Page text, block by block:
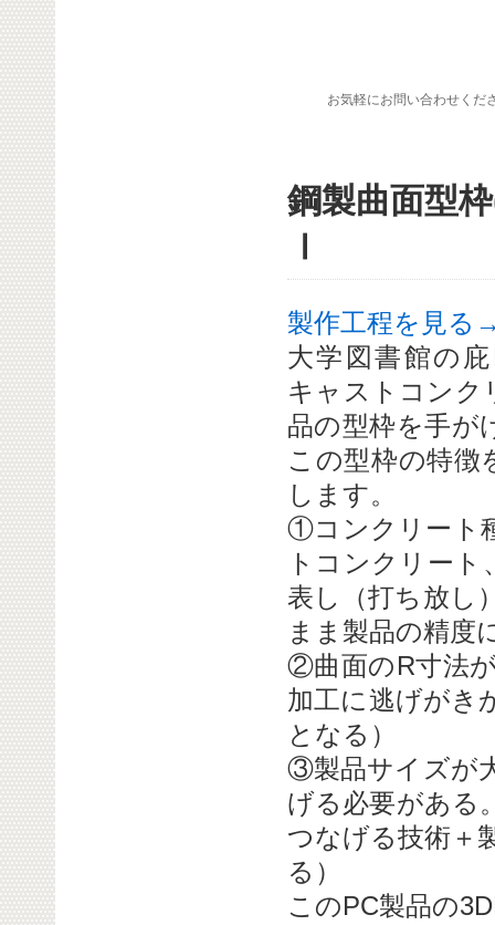
お気軽にお問い合わせくだ
鋼製曲面型
製作工程を見る
大学図書館の
キャストコンク
品の型枠を手が
この型枠の特徴
します。
①コンクリート
トコンクリート
表し（打ち放し
まま製品の精度
②曲面のR寸法
加工に逃げがき
となる）
③製品サイズが
げる必要がある
つなげる技術＋
る）
このPC製品の